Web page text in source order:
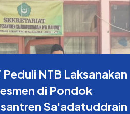
Peduli NTB Laksanakan
di Pondok
Sa'adatuddrain